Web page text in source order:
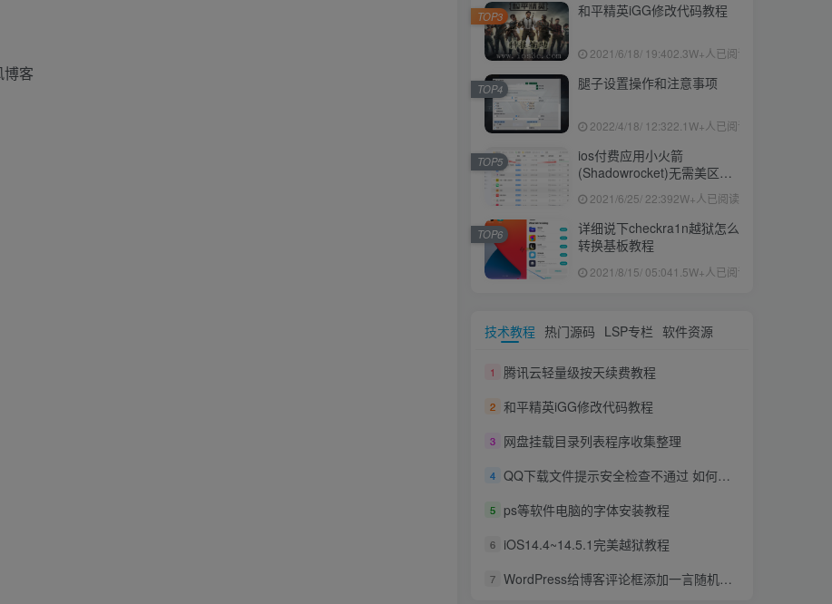
和平精英iGG修改代码教程
2021/6/18/ 19:402.3W+人已阅读
TOP3
腿子设置操作和注意事项
2022/4/18/ 12:322.1W+人已阅读
TOP4
ios付费应用小火箭
(Shadowrocket)无需美区苹
2021/6/25/ 22:392W+人已阅读
TOP5
详细说下checkra1n越狱怎么
转换基板教程
2021/8/15/ 05:04 1.5W+人已阅读
TOP6
技术教程 热门源码 LSP专栏 软件资源
1 腾讯云轻量级按天续费教程
2 和平精英iGG修改代码教程
3 网盘挂载目录列表程序收集整理
4 QQ下载文件提示安全检查不通过 如何下载不通过安全检查的文件
5 ps等软件电脑的字体安装教程
6 iOS14.4~14.5.1完美越狱教程
7 WordPress给博客评论框添加一言随机语录